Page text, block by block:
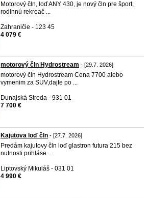
Motorový čln, loď ANY 430, je nový čln pre šport,
rodinnú rekreač ...
Zahraničie - 123 45
4 079 €
motorový čln Hydrostream - [29.7. 2026]
motorový čln Hydrostream Cena 7700 alebo
vymenim za SUV,dajte po ...
Dunajská Streda - 931 01
7 700 €
Kajutova loď čln - [27.7. 2026]
Predám kajutovy čln loď glastron futura 215 bez
nutnosti prihláse ...
Liptovský Mikuláš - 031 01
4 990 €